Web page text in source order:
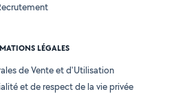
LÉGALES
de Vente et d'Utilisation
et de respect de la vie privée